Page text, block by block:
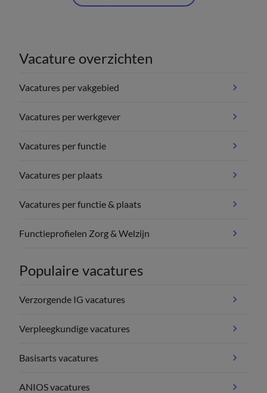
Vacature overzichten
Vacatures per vakgebied
Vacatures per werkgever
Vacatures per functie
Vacatures per plaats
Vacatures per functie & plaats
Functieprofielen Zorg & Welzijn
Populaire vacatures
Verzorgende IG vacatures
Verpleegkundige vacatures
Basisarts vacatures
ANIOS vacatures